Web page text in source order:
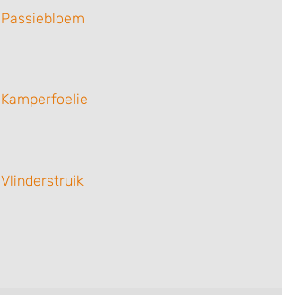
Passiebloem
Kamperfoelie
Vlinderstruik